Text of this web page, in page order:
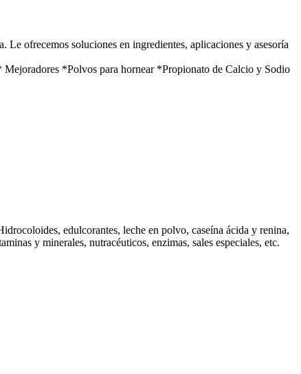
ofrecemos soluciones en ingredientes, aplicaciones y asesoría
*Polvos para hornear *Propionato de Calcio y Sodio
edulcorantes, leche en polvo, caseína ácida y renina,
y minerales, nutracéuticos, enzimas, sales especiales, etc.